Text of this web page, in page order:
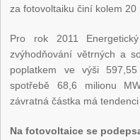
za fotovoltaiku činí kolem 20
Pro rok 2011
zvýhodňování větrných a
poplatkem ve výši
spotřebě 68,6 milionu
závratná částka má
Na fotovoltaice se